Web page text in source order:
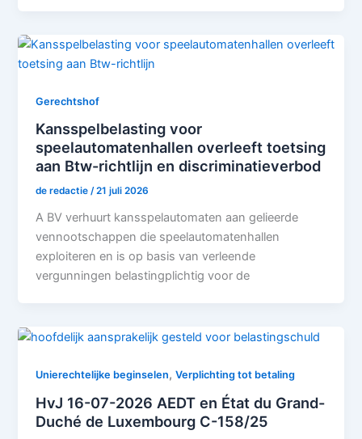
Gerechtshof
Kansspelbelasting voor
speelautomatenhallen overleeft toetsing
aan Btw-richtlijn en discriminatieverbod
de redactie/21 juli 2026
A BV verhuurt kansspelautomaten aan gelieerde
vennootschappen die speelautomatenhallen
exploiteren en is op basis van verleende
vergunningen belastingplichtig voor de
Unierechtelijke beginselen,Verplichting tot betaling
HvJ 16-07-2026 AEDT en État du Grand-
Duché de Luxembourg C-158/25